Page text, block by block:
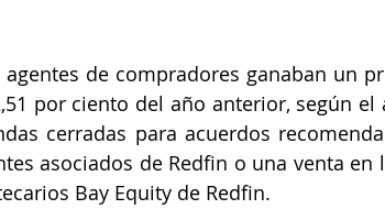
de compradores ganaban un
por ciento del año anterior, según el
cerradas para acuerdos
asociados de Redfin o una venta
Bay Equity de Redfin.